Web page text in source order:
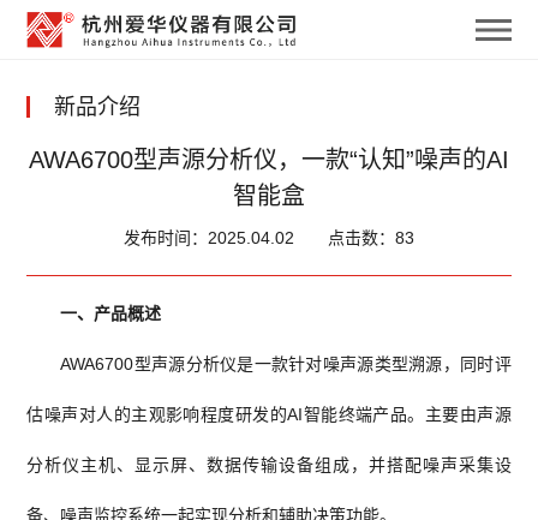
新品介绍
AWA6700型声源分析仪，一款“认知”噪声的AI
智能盒
发布时间：2025.04.02 点击数：83
一、产品概述
AWA6700型声源分析仪是一款针对噪声源类型溯源，同时评
估噪声对人的主观影响程度研发的AI智能终端产品。主要由声源
分析仪主机、显示屏、数据传输设备组成，并搭配噪声采集设
备、噪声监控系统一起实现分析和辅助决策功能。